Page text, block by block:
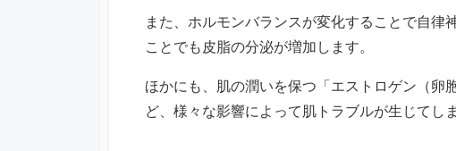
また、ホルモンバランスが変化することで自律
ことでも皮脂の分泌が増加します。
ほかにも、肌の潤いを保つ「エストロゲン（卵
ど、様々な影響によって肌トラブルが生じてし